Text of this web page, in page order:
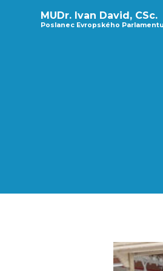
MUDr. Ivan David, CSc.
Poslanec Evropského Parlamentu